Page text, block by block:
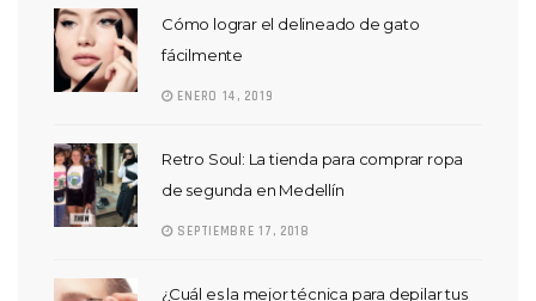
Cómo lograr el delineado de gato
fácilmente
ENERO 14, 2019
Retro Soul: La tienda para comprar ropa
de segunda en Medellín
SEPTIEMBRE 17, 2018
¿Cuál es la mejor técnica para depilar tus